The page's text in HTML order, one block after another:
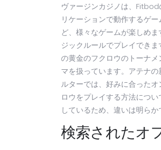
ヴァージンカジノは、
リケーションで動作するゲ
ど、様々なゲームが楽しめ
ジックルールでプレイでき
の黄金のフクロウのトーナ
マを扱っています。アテナ
ルターでは、好みに合った
ロウをプレイする方法につ
しているため、違いは明らか
検索されたオ